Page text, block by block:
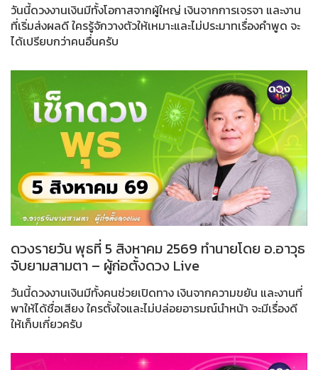
วันนี้ดวงงานเงินมีทั้งโอกาสจากผู้ใหญ่ เงินจากการเจรจา และงาน
ที่เริ่มส่งผลดี ใครรู้จักวางตัวให้เหมาะและไม่ประมาทเรื่องคำพูด จะ
ได้เปรียบกว่าคนอื่นครับ
ดวงรายวัน พุธที่ 5 สิงหาคม 2569 ทำนายโดย อ.อาวุธ
จับยามสามตา – ผู้ก่อตั้งดวง Live
วันนี้ดวงงานเงินมีทั้งคนช่วยเปิดทาง เงินจากความขยัน และงานที่
พาให้ได้ชื่อเสียง ใครตั้งใจและไม่ปล่อยอารมณ์นำหน้า จะมีเรื่องดี
ให้เก็บเกี่ยวครับ